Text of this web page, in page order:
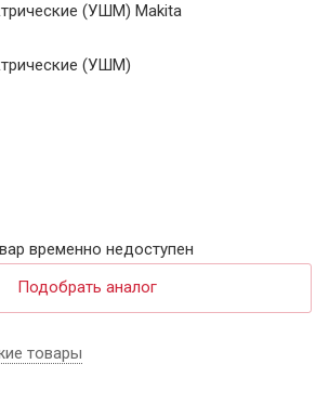
(УШМ) Makita
(УШМ)
временно недоступен
Подобрать аналог
товары